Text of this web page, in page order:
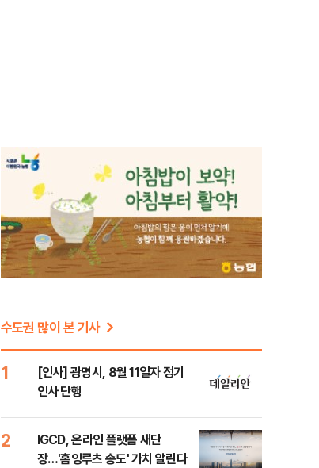
수도권 많이 본 기사
1
[인사] 광명시, 8월 11일자 정기
인사 단행
2
IGCD, 온라인 플랫폼 새단
장…'홈잉루츠 송도' 가치 알린다